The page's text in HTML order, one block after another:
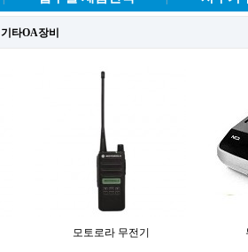
기타OA장비
모토로라 무전기